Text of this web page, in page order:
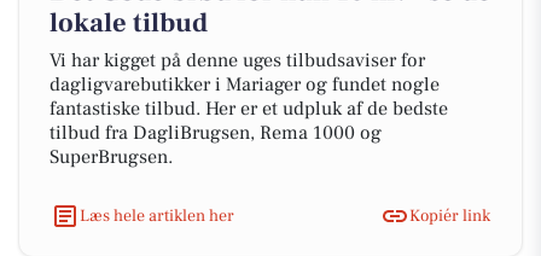
lokale tilbud
Vi har kigget på denne uges tilbudsaviser for
dagligvarebutikker i Mariager og fundet nogle
fantastiske tilbud. Her er et udpluk af de bedste
tilbud fra DagliBrugsen, Rema 1000 og
SuperBrugsen.
Læs hele artiklen her Kopiér link